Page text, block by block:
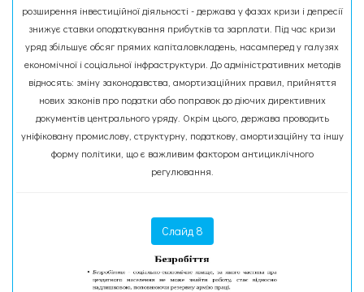
розширення інвестиційної діяльності - держава у фазах кризи і депресії
знижує ставки оподаткування прибутків та зарплати. Під час кризи
уряд збільшує обсяг прямих капіталовкладень, насамперед у галузях
економічної і соціальної інфраструктури. До адміністративних методів
відносять: зміну законодавства, амортизаційних правил, прийняття
нових законів про податки або поправок до діючих директивних
документів центрального уряду. Окрім цього, держава проводить
уніфіковану промислову, структурну, податкову, амортизаційну та іншу
форму політики, що є важливим фактором антициклічного
регулювання.
Слайд 8